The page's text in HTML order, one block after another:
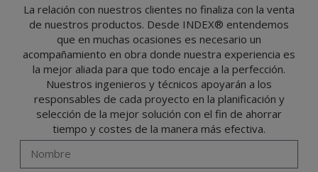
responsabilidad.
El usuario podrá ejercer en cualquier momento sus derechos para acceder, rectificar,
oponerse, cancelarlos, limitar su tratamiento o solicitar su portabilidad con arreglo a
lo previsto en el Reglamento General de Protección de Datos (RGPD) de 27 de abril
de 2016 enviando una carta a su responsable de tratamiento: Valentín Gómez,
Gerente, junto con la fotocopia de su DNI, a TÉCNICAS EXPANSIVAS SL | P.I. La
Portalada II | c/ Segador 13, 26006 | Logroño (La Rioja) o a través de la dirección de
correo electrónicoinfo@indexfix.com.
La relación con nuestros clientes no finaliza con la venta
de nuestros productos. Desde INDEX® entendemos
que en muchas ocasiones es necesario un
acompañamiento en obra donde nuestra experiencia es
la mejor aliada para que todo encaje a la perfección.
Nuestros ingenieros y técnicos apoyarán a los
responsables de cada proyecto en la planificación y
selección de la mejor solución con el fin de ahorrar
tiempo y costes de la manera más efectiva.